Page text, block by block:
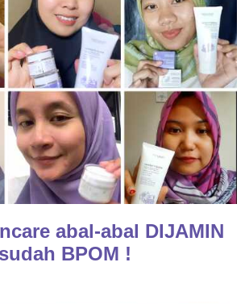
abal-abal DIJAMIN
sudah BPOM !